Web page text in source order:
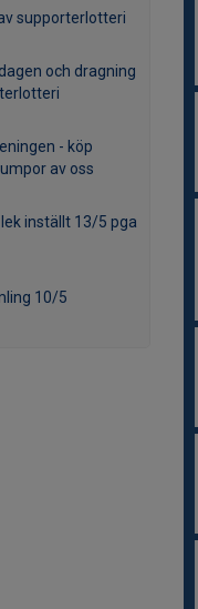
supporterlotteri
och dragning
- köp
av oss
inställt 13/5 pga
10/5